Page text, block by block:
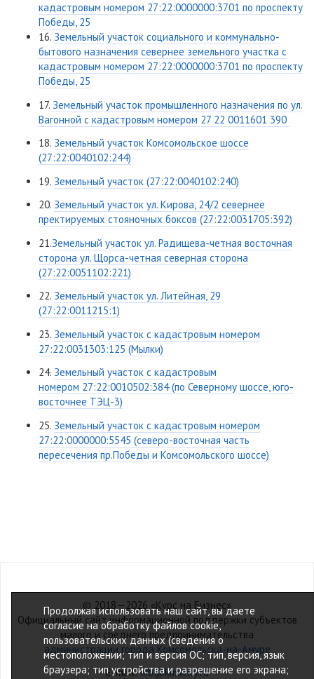
кадастровым номером 27:22:0000000:3701 по проспекту
Победы, 25
16. Земельный участок социального и коммунально-
бытового назначения севернее земельного участка с
кадастровым номером 27:22:0000000:3701 по проспекту
Победы, 25
17. Земельный участок промышленного назначения по ул.
Вагонной с кадастровым номером 27 22 0011601 390
18. Земельный участок Комсомольское шоссе
(27:22:0040102:244)
19. Земельный участок (27:22:0040102:240)
20. Земельный участок ул. Кирова, 24/2 севернее
пректируемых стояночных боксов (27:22:0031705:392)
21.Земельный участок ул. Радищева-четная восточная
сторона ул. Щорса-четная северная сторона
(27:22:0051102:221)
22. Земельный участок ул. Литейная, 29
(27:22:0011215:1)
23. Земельный участок с кадастровым номером
27:22:0031303:125 (Мылки)
24. Земельный участок с кадастровым
номером 27:22:0010502:384 (по Северному шоссе, юго-
восточнее ТЭЦ-3)
25. Земельный участок с кадастровым номером
27:22:0000000:5545 (северо-восточная часть
пересечения пр.Победы и Комсомольского шоссе)
© 2018—2026 «Курс на Бизнес»
Официальный сайт информационной поддержки субъектов
малого и среднего предпринимательства
администрации города Комсомольска-на-Амуре
E-mail:mb@kmscity.ru
Продолжая использовать наш сайт, вы даете
согласие на обработку файлов cookie,
пользовательских данных (сведения о
местоположении; тип и версия ОС; тип, версия, язык
браузера; тип устройства и разрешение его экрана;